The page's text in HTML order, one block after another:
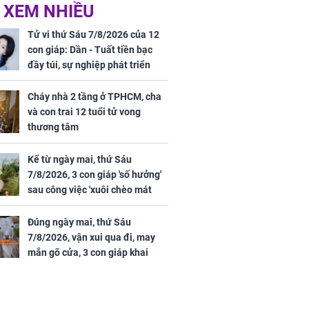
đúng
bình dân
TPHCM, cha và con
trai 12 tuổi tử vong
thương tâm
nam diễn
khi than
NHIỀU
Tử vi thứ Sáu 7/8/2026 của 12
con giáp: Dần - Tuất tiền bạc
đầy túi, sự nghiệp phát triển
hưng thịnh, Mão - Thân tài lộc
ảm đạm, mọi sự khó thành công
mỹ mãn
Cháy nhà 2 tầng ở TPHCM, cha
và con trai 12 tuổi tử vong
thương tâm
Kể từ ngày mai, thứ Sáu
7/8/2026, 3 con giáp 'số hưởng'
sau công việc 'xuôi chèo mát
mái', tiền tài 'thu về như nước',
tình duyên viên mãn
Đúng ngày mai, thứ Sáu
7/8/2026, vận xui qua đi, may
mắn gõ cửa, 3 con giáp khai